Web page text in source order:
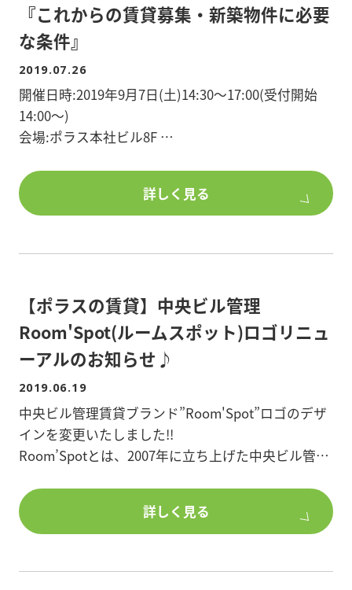
『これからの賃貸募集・新築物件に必要
な条件』
2019.07.26
開催日時:2019年9月7日(土)14:30～17:00(受付開始
14:00～)
会場:ポラス本社ビル8F
第一部
第二部
これkらの賃貸募集・新築物件の必要な条件
講師:上野 典行氏 プリンシパル住まい総研 所長
※詳細は添付資料をご覧ください。
※定員になり次第締め切らせていただきます。
詳しく見る
【ポラスの賃貸】中央ビル管理
Room'Spot(ルームスポット)ロゴリニュ
ーアルのお知らせ♪
2019.06.19
中央ビル管理賃貸ブランド”Room'Spot”ロゴのデザ
インを変更いたしました!!
Room’Spotとは、2007年に立ち上げた中央ビル管理
このRoom'Spotロゴには、たくさんのお部屋が集ま
る場所、自分好みのいい部屋が必ず見つかるという
意味をこめています。
詳しく見る